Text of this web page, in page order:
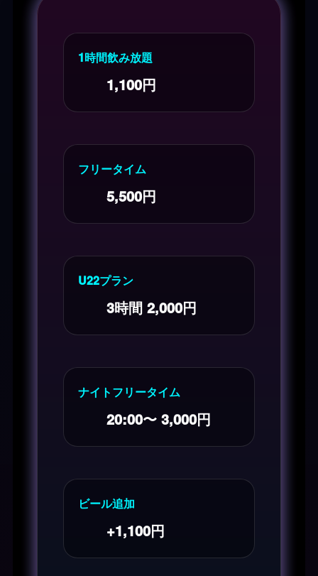
1時間飲み放題
1,100円
フリータイム
5,500円
U22プラン
3時間 2,000円
ナイトフリータイム
20:00〜 3,000円
ビール追加
+1,100円